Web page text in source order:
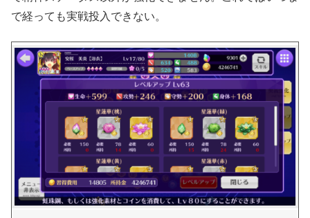
で経っても実戦投入できない。